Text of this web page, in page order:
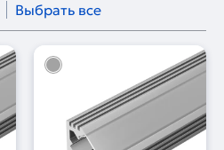
Выбрать все